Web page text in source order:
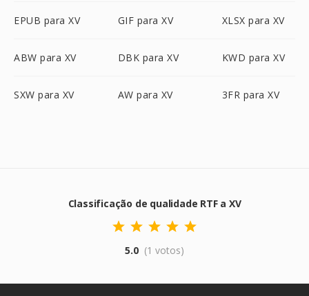
EPUB para XV GIF para XV XLSX para XV
ABW para XV DBK para XV KWD para XV
SXW para XV AW para XV 3FR para XV
Classificação de qualidade RTF a XV
5.0 (1 votos)